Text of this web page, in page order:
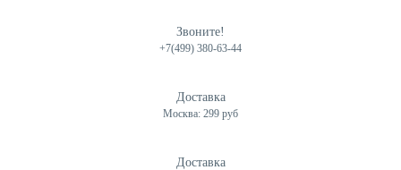
Звоните!
+7(499) 380-63-44
Доставка
Москва: 299 руб
Доставка